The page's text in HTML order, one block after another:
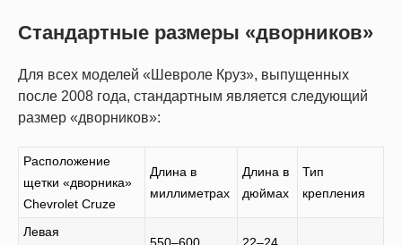
Стандартные размеры «дворников»
Для всех моделей «Шевроле Круз», выпущенных
после 2008 года, стандартным является следующий
размер «дворников»:
Расположение
щетки «дворника»
Chevrolet Cruze
Длина в
миллиметрах
Длина в
дюймах
Тип
крепления
Левая